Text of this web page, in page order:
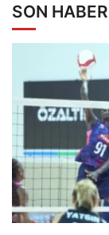
SON